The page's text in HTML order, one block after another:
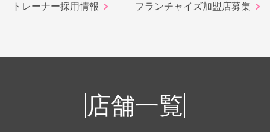
トレーナー採用情報 フランチャイズ加盟店募集
店舗一覧